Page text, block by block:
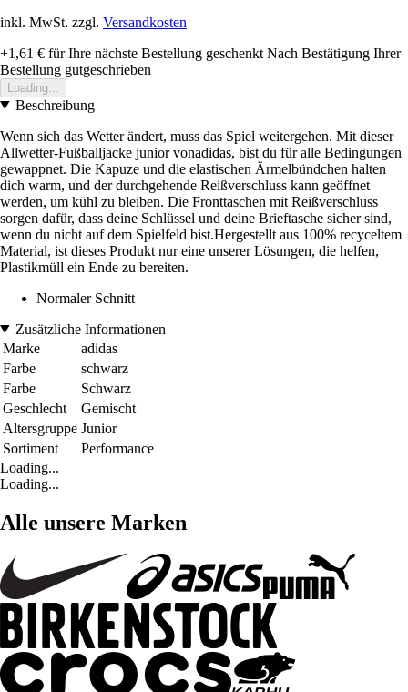
inkl. MwSt. zzgl. Versandkosten
+1,61 € für Ihre nächste Bestellung geschenkt Nach Bestätigung Ihrer
Bestellung gutgeschrieben
Loading...
Beschreibung
Wenn sich das Wetter ändert, muss das Spiel weitergehen. Mit dieser
Allwetter-Fußballjacke junior vonadidas, bist du für alle Bedingungen
gewappnet. Die Kapuze und die elastischen Ärmelbündchen halten
dich warm, und der durchgehende Reißverschluss kann geöffnet
werden, um kühl zu bleiben. Die Fronttaschen mit Reißverschluss
sorgen dafür, dass deine Schlüssel und deine Brieftasche sicher sind,
wenn du nicht auf dem Spielfeld bist.Hergestellt aus 100% recyceltem
Material, ist dieses Produkt nur eine unserer Lösungen, die helfen,
Plastikmüll ein Ende zu bereiten.
Normaler Schnitt
Zusätzliche Informationen
Marke
adidas
Farbe
schwarz
Farbe
Schwarz
Geschlecht
Gemischt
Altersgruppe Junior
Sortiment
Performance
Loading...
Loading...
Alle unsere Marken